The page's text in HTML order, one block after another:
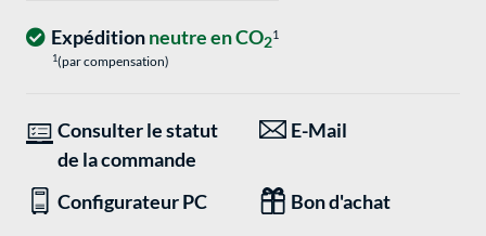
Expéditionneutre en CO21
1(par compensation)
Consulter le statut
de la commande
E-Mail
Configurateur PC Bon d'achat